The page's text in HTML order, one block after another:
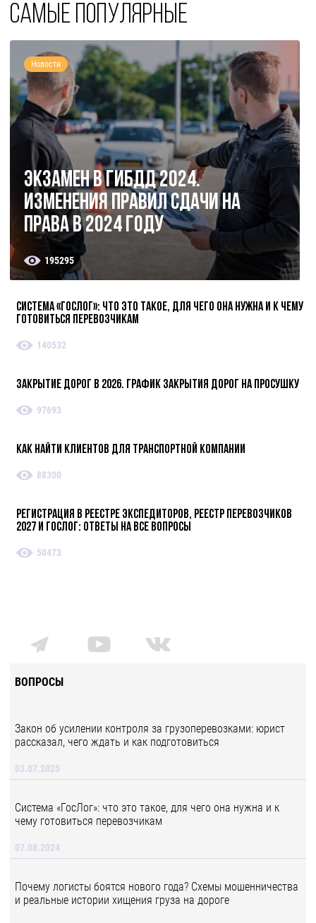
Самые популярные
Новости
Экзамен в ГИБДД 2024.
Изменения правил сдачи на
права в 2024 году
195295
Система «ГосЛог»: что это такое, для чего она нужна и к чему
готовиться перевозчикам
140532
Закрытие дорог в 2026. График закрытия дорог на просушку
97693
Как найти клиентов для транспортной компании
88300
Регистрация в реестре экспедиторов, реестр перевозчиков
2027 и ГосЛог: ответы на все вопросы
50473
ВОПРОСЫ
Закон об усилении контроля за грузоперевозками: юрист
рассказал, чего ждать и как подготовиться
03.07.2025
Система «ГосЛог»: что это такое, для чего она нужна и к
чему готовиться перевозчикам
07.08.2024
Почему логисты боятся нового года? Схемы мошенничества
и реальные истории хищения груза на дороге